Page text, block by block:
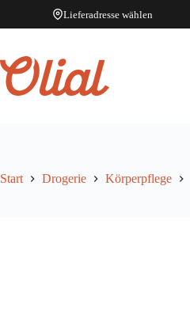
Lieferadresse wählen
springen
Start Drogerie Körperpflege